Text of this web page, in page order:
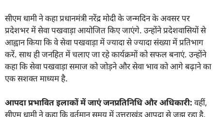
सीएम धामी ने कहा प्रधानमंत्री नरेंद्र मोदी के जन्मदिन के अवसर पर
प्रदेशभर में सेवा पखवाड़ा आयोजित किए जाएंगे. उन्होंने प्रदेशवासियों से
आह्वान किया कि वे सेवा पखवाड़ा में ज्यादा से ज्यादा संख्या में प्रतिभाग
करें. साथ ही जनहित में चलाए जा रहे कार्यक्रमों को सफल बनाएं. उन्होंने
कहा कि सेवा पखवाड़ा समाज को जोड़ने और सेवा भाव को आगे बढ़ाने का
एक सशक्त माध्यम है.
आपदा प्रभावित इलाकों में जाएं जनप्रतिनिधि और अधिकारी: वहीं,
सीएम धामी ने कहा कि वर्तमान समय में उत्तराखंड आपदा से जूझ रहा है.